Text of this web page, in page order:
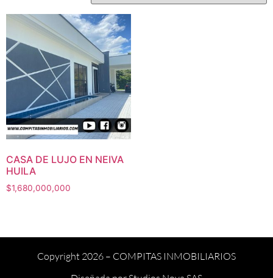
CASA DE LUJO EN NEIVA
HUILA
$1,680,000,000
Copyright 2026 – COMPITAS INMOBILIARIOS